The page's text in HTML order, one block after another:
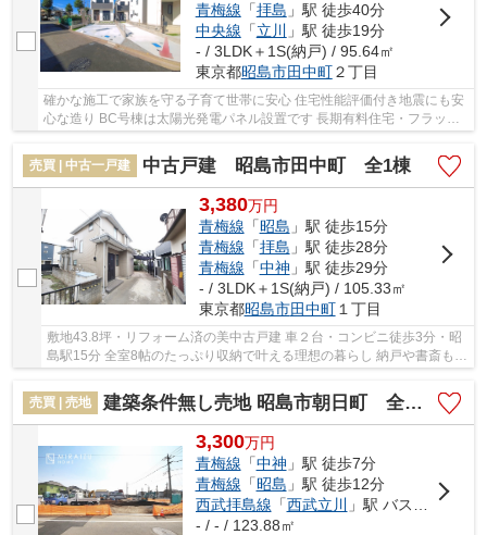
青梅線 「拝島 」駅 徒歩40分
中央線 「立川
」駅 徒歩19分
- / 3LDK＋1S(納戸) / 95.64㎡
東京都昭島市田中町２丁目
確かな施工で家族を守る子育て世帯に安心 住宅性能評価付き地震にも安
心な造り BC号棟は太陽光発電パネル設置です 長期有料住宅・フラット
売買 | 中古一戸建
中古戸建 昭島市田中町 全1棟
3,380万円
青梅線 「昭島 」駅 徒歩15分
青梅線 「拝島 」駅 徒歩28分
青梅線 「中神 」駅 徒歩29分
- / 3LDK＋1S(納戸) / 105.33㎡
東京都昭島市田中町１丁目
敷地43.8坪・リフォーム済の美中古戸建 車２台・コンビニ徒歩3分・昭
島駅15分 全室8帖のたっぷり収納で叶える理想の暮らし 納戸や書斎もあ
売買 | 売地
建築条件無し売地 昭島市朝日町 全10区画
3,300万円
青梅線 「中神 」駅 徒歩7分
青梅線 「昭島 」駅 徒歩12分
西武拝島線 「西武立川
」駅 バス15分 「中神駅北口」 停歩9分
- / - / 123.88㎡